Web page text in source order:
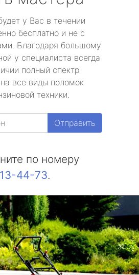
у Вас в течении
бесплатно и не с
Благодаря большому
у специалиста всегда
полный спектр
все виды поломок
техники.
Отправить
по номеру
44-73.